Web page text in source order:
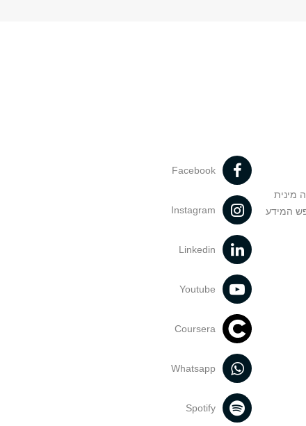
מינית
המידע
Facebook
Instagram
Linkedin
Youtube
Coursera
Whatsapp
Spotify